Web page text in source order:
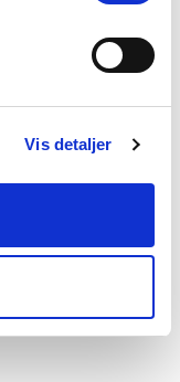
Vis detaljer